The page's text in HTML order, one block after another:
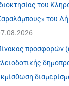
του
του
προσφορών